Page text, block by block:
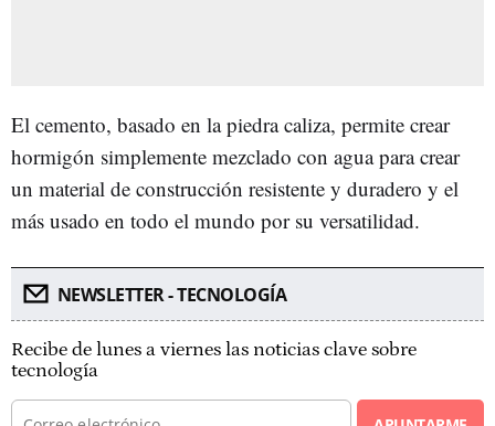
El cemento, basado en la piedra caliza, permite crear
hormigón simplemente mezclado con agua para crear
un material de construcción resistente y duradero y el
más usado en todo el mundo por su versatilidad.
NEWSLETTER - TECNOLOGÍA
Recibe de lunes a viernes las noticias clave sobre
tecnología